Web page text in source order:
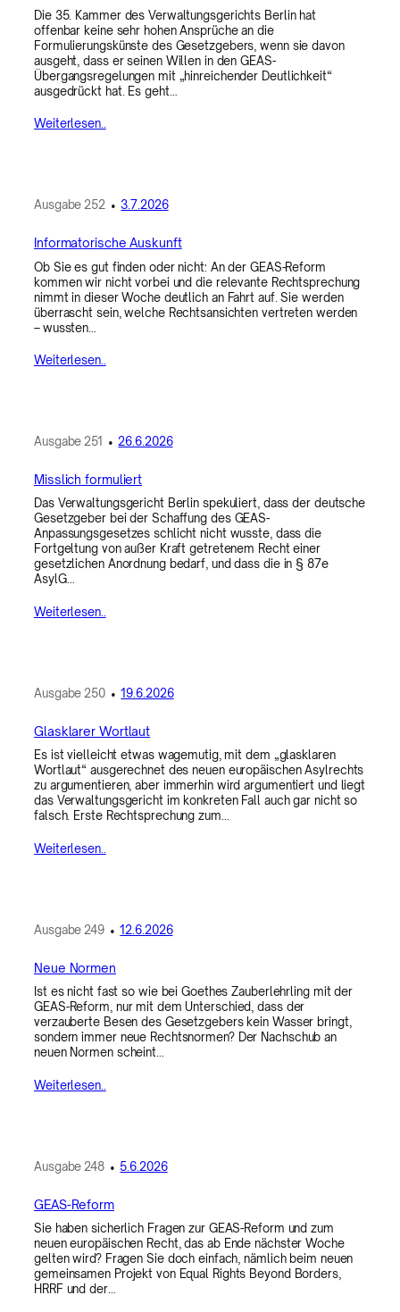
Die 35. Kammer des Verwaltungsgerichts Berlin hat
offenbar keine sehr hohen Ansprüche an die
Formulierungskünste des Gesetzgebers, wenn sie davon
ausgeht, dass er seinen Willen in den GEAS-
Übergangsregelungen mit „hinreichender Deutlichkeit“
ausgedrückt hat. Es geht…
Weiterlesen..
Ausgabe252•3.7.2026
Informatorische Auskunft
Ob Sie es gut finden oder nicht: An der GEAS-Reform
kommen wir nicht vorbei und die relevante Rechtsprechung
nimmt in dieser Woche deutlich an Fahrt auf. Sie werden
überrascht sein, welche Rechtsansichten vertreten werden
– wussten…
Weiterlesen..
Ausgabe251 •26.6.2026
Misslich formuliert
Das Verwaltungsgericht Berlin spekuliert, dass der deutsche
Gesetzgeber bei der Schaffung des GEAS-
Anpassungsgesetzes schlicht nicht wusste, dass die
Fortgeltung von außer Kraft getretenem Recht einer
gesetzlichen Anordnung bedarf, und dass die in § 87e
AsylG…
Weiterlesen..
Ausgabe250•19.6.2026
Glasklarer Wortlaut
Es ist vielleicht etwas wagemutig, mit dem „glasklaren
Wortlaut“ ausgerechnet des neuen europäischen Asylrechts
zu argumentieren, aber immerhin wird argumentiert und liegt
das Verwaltungsgericht im konkreten Fall auch gar nicht so
falsch. Erste Rechtsprechung zum…
Weiterlesen..
Ausgabe 249•12.6.2026
Neue Normen
Ist es nicht fast so wie bei Goethes Zauberlehrling mit der
GEAS-Reform, nur mit dem Unterschied, dass der
verzauberte Besen des Gesetzgebers kein Wasser bringt,
sondern immer neue Rechtsnormen? Der Nachschub an
neuen Normen scheint…
Weiterlesen..
Ausgabe 248• 5.6.2026
GEAS-Reform
Sie haben sicherlich Fragen zur GEAS-Reform und zum
neuen europäischen Recht, das ab Ende nächster Woche
gelten wird? Fragen Sie doch einfach, nämlich beim neuen
gemeinsamen Projekt von Equal Rights Beyond Borders,
HRRF und der…